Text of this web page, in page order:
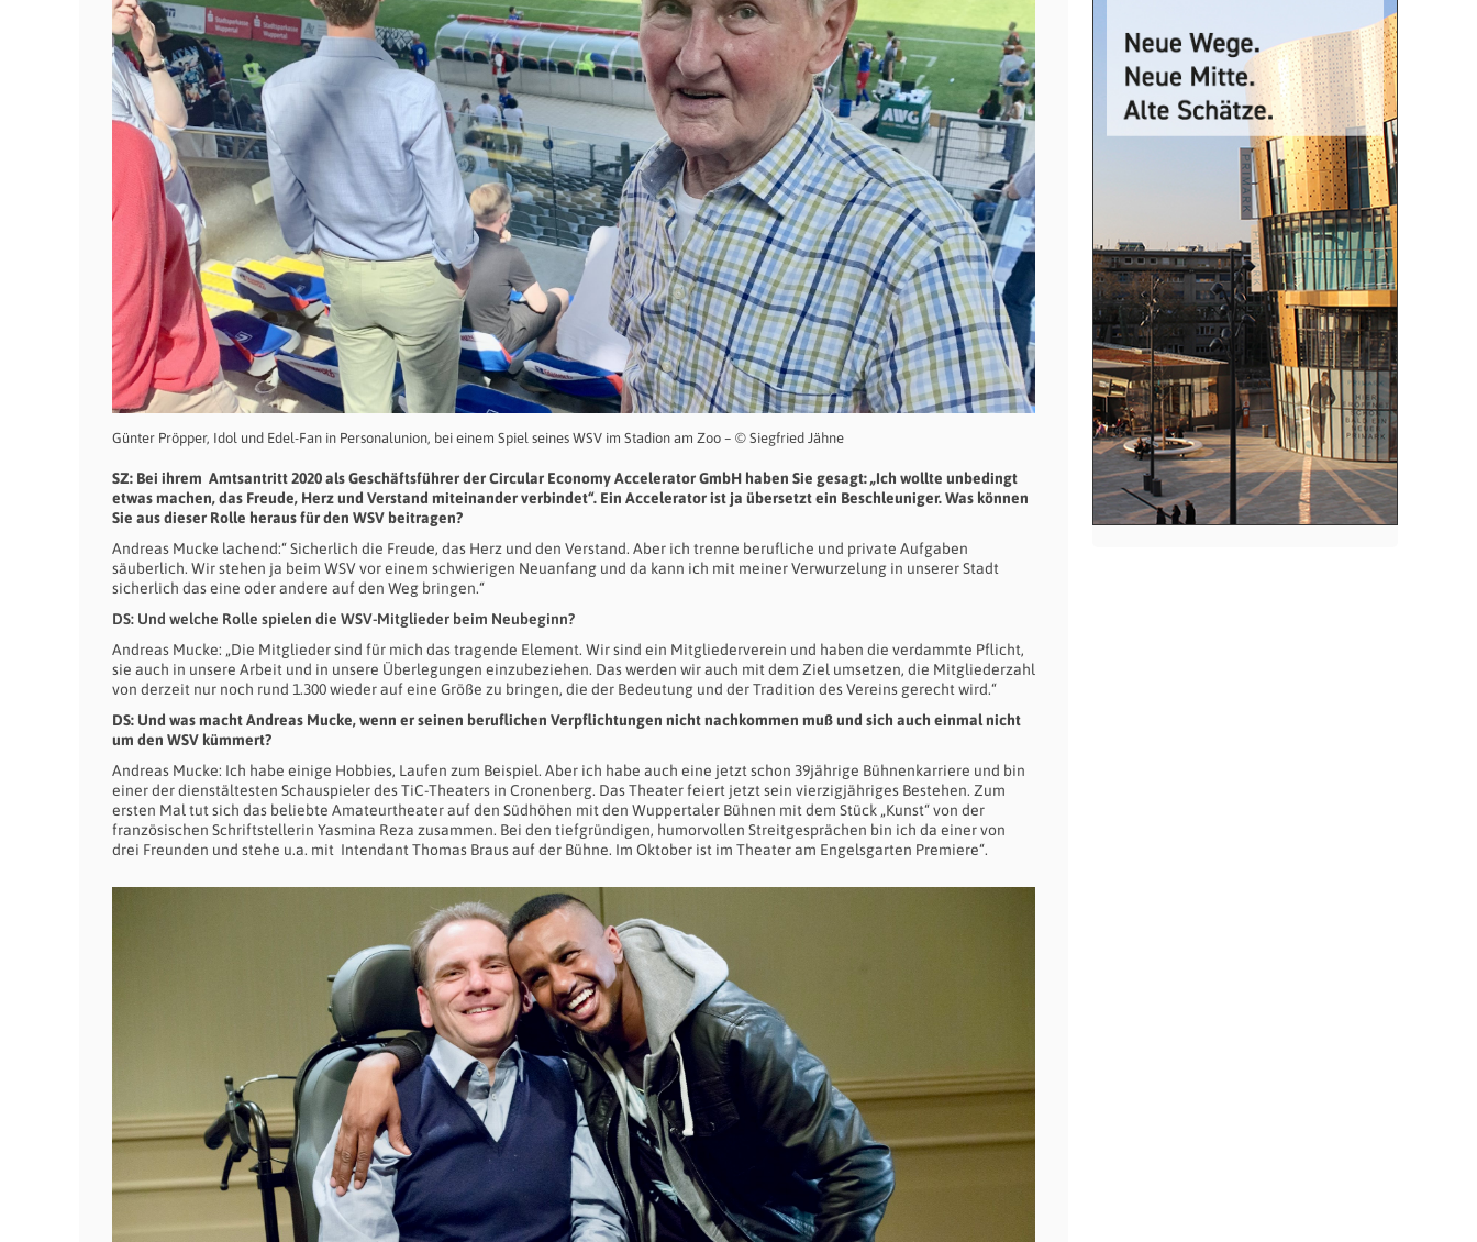
Günter Pröpper, Idol und Edel-Fan in Personalunion, bei einem Spiel seines WSV im Stadion am Zoo – © Siegfried Jähne
SZ: Bei ihrem Amtsantritt 2020 als Geschäftsführer der Circular Economy Accelerator GmbH haben Sie gesagt: „Ich wollte unbedingt
etwas machen, das Freude, Herz und Verstand miteinander verbindet“. Ein Accelerator ist ja übersetzt ein Beschleuniger. Was können
Sie aus dieser Rolle heraus für den WSV beitragen?
Andreas Mucke lachend:“ Sicherlich die Freude, das Herz und den Verstand. Aber ich trenne berufliche und private Aufgaben
säuberlich. Wir stehen ja beim WSV vor einem schwierigen Neuanfang und da kann ich mit meiner Verwurzelung in unserer Stadt
sicherlich das eine oder andere auf den Weg bringen.“
DS: Und welche Rolle spielen die WSV-Mitglieder beim Neubeginn?
Andreas Mucke: „Die Mitglieder sind für mich das tragende Element. Wir sind ein Mitgliederverein und haben die verdammte Pflicht,
sie auch in unsere Arbeit und in unsere Überlegungen einzubeziehen. Das werden wir auch mit dem Ziel umsetzen, die Mitgliederzahl
von derzeit nur noch rund 1.300 wieder auf eine Größe zu bringen, die der Bedeutung und der Tradition des Vereins gerecht wird.“
DS: Und was macht Andreas Mucke, wenn er seinen beruflichen Verpflichtungen nicht nachkommen muß und sich auch einmal nicht
um den WSV kümmert?
Andreas Mucke: Ich habe einige Hobbies, Laufen zum Beispiel. Aber ich habe auch eine jetzt schon 39jährige Bühnenkarriere und bin
einer der dienstältesten Schauspieler des TiC-Theaters in Cronenberg. Das Theater feiert jetzt sein vierzigjähriges Bestehen. Zum
ersten Mal tut sich das beliebte Amateurtheater auf den Südhöhen mit den Wuppertaler Bühnen mit dem Stück „Kunst“ von der
französischen Schriftstellerin Yasmina Reza zusammen. Bei den tiefgründigen, humorvollen Streitgesprächen bin ich da einer von
drei Freunden und stehe u.a. mit Intendant Thomas Braus auf der Bühne. Im Oktober ist im Theater am Engelsgarten Premiere“.